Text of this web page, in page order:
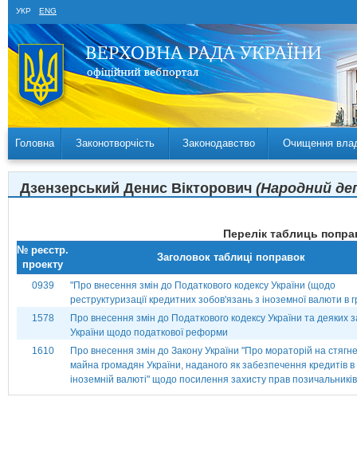
УКР ENG
Головна Законотворчість Законодавство Очищення
Дзензерський Денис Вікторович (Народний
Перелік таблиць
№ реєстр.
проекту
Заголовок таблиці поправок
0939
"Про внесення змін до Податкового кодексу України (щодо
реструктуризації кредитних зобов'язань з іноземної валюти в
1578
Про внесення змін до Податкового кодексу України та деяких
України щодо податкової реформи
1610
Про внесення змін до Закону України "Про мораторій на
майна громадян України, наданого як забезпечення кредитів в
іноземній валюті" щодо посилення захисту прав позичальників